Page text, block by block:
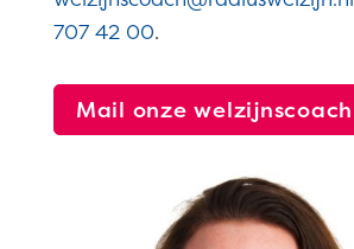
707 42 00.
Mail onze welzijnscoach